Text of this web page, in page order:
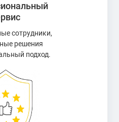
сотрудники,
решения
подход.